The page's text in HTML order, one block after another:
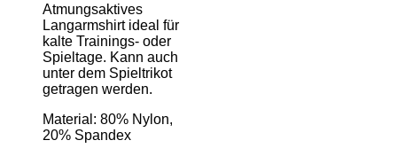
Atmungsaktives
Langarmshirt ideal für
kalte Trainings- oder
Spieltage. Kann auch
unter dem Spieltrikot
getragen werden.
Material: 80% Nylon,
20% Spandex